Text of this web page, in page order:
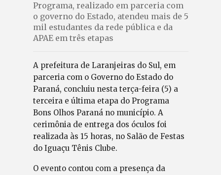
Programa, realizado em parceria com
o governo do Estado, atendeu mais de 5
mil estudantes da rede pública e da
APAE em três etapas
A prefeitura de Laranjeiras do Sul, em
parceria com o Governo do Estado do
Paraná, concluiu nesta terça-feira (5) a
terceira e última etapa do Programa
Bons Olhos Paraná no município. A
cerimônia de entrega dos óculos foi
realizada às 15 horas, no Salão de Festas
do Iguaçu Tênis Clube.
O evento contou com a presença da